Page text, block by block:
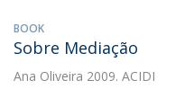
BOOK
Sobre Mediação
Ana Oliveira 2009. ACIDI